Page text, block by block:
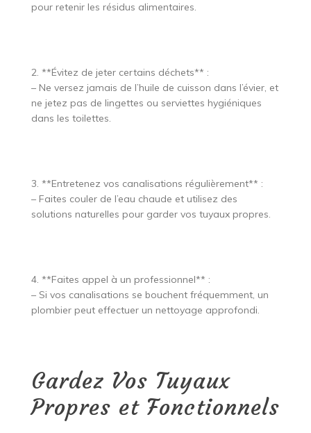
pour retenir les résidus alimentaires.
2. **Évitez de jeter certains déchets** :
– Ne versez jamais de l’huile de cuisson dans l’évier, et
ne jetez pas de lingettes ou serviettes hygiéniques
dans les toilettes.
3. **Entretenez vos canalisations régulièrement** :
– Faites couler de l’eau chaude et utilisez des
solutions naturelles pour garder vos tuyaux propres.
4. **Faites appel à un professionnel** :
– Si vos canalisations se bouchent fréquemment, un
plombier peut effectuer un nettoyage approfondi.
Gardez Vos Tuyaux
Propres et Fonctionnels